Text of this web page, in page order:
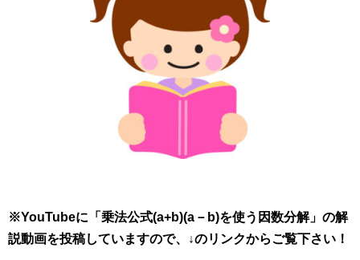
※YouTubeに「乗法公式(a+b)(a－b)を使う因数分解」の解
説動画を投稿していますので、↓のリンクからご覧下さい！